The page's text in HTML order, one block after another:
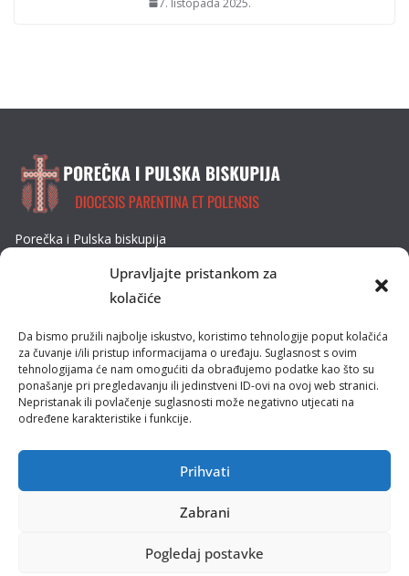
Upravljajte pristankom za
kolačiće
Da bismo pružili najbolje iskustvo, koristimo tehnologije poput kolačića
za čuvanje i/ili pristup informacijama o uređaju. Suglasnost s ovim
tehnologijama će nam omogućiti da obrađujemo podatke kao što su
ponašanje pri pregledavanju ili jedinstveni ID-ovi na ovoj web stranici.
Nepristanak ili povlačenje suglasnosti može negativno utjecati na
određene karakteristike i funkcije.
Prihvati
Zabrani
Pogledaj postavke
Porečka i Pulska biskupija
Tel: 052/432-064
E-mail: biskupija@ppb.hr
Kultura i tradicija
Misije
Pastoral obitelji